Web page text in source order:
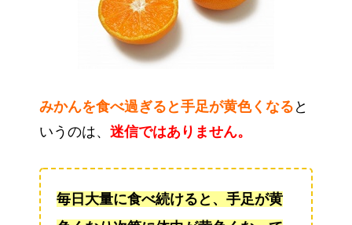
みかんを食べ過ぎると手足が黄色くなる と
いうのは、 迷信ではありません。
毎日大量に食べ続けると、手足が黄